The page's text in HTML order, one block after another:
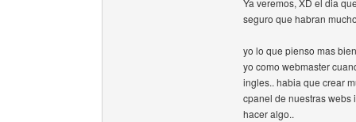
Ya veremos, XD el dia
seguro que habran
yo lo que pienso mas
yo como webmaster
ingles.. habia que crear
cpanel de nuestras webs
hacer algo..